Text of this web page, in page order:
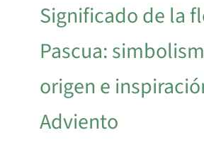
Significado de la
Pascua:
origen e
Adviento